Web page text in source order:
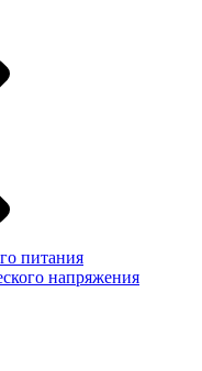
питания
напряжения